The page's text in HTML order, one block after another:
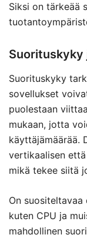
Siksi on tärkeää
Suorituskyky
Suorituskyky
sovellukset
puolestaan
mukaan, jotta
käyttäjämäärää.
vertikaalisen
mikä tekee siitä
On
kuten CPU ja
mahdollinen